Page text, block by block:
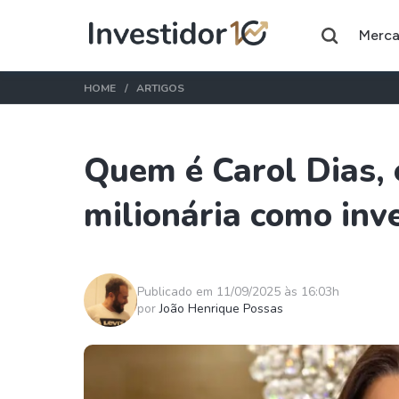
Assuntos do momento
Índice
Ibovespa
Ação
Petrobras
Ações
Taesa
Itausa
FIIs
RECR11
HGLG11
HOME ARTIGOS
Quem é Carol
milionária como
Publicado em 11/09/2025 às 16:03h
porJoão Henrique Possas